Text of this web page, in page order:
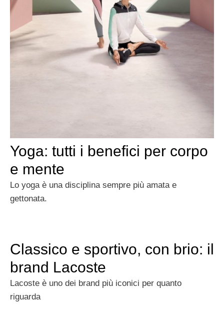
Yoga: tutti i benefici per corpo
e mente
Lo yoga è una disciplina sempre più amata e
gettonata.
Classico e sportivo, con brio: il
brand Lacoste
Lacoste è uno dei brand più iconici per quanto
riguarda